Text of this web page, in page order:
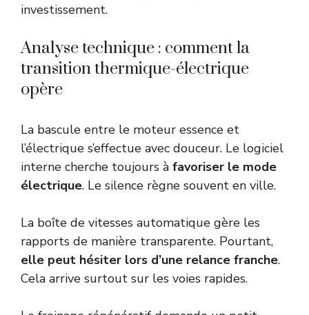
investissement.
Analyse technique : comment la
transition thermique-électrique
opère
La bascule entre le moteur essence et
l’électrique s’effectue avec douceur. Le logiciel
interne cherche toujours à favoriser le mode
électrique. Le silence règne souvent en ville.
La boîte de vitesses automatique gère les
rapports de manière transparente. Pourtant,
elle peut hésiter lors d’une relance franche.
Cela arrive surtout sur les voies rapides.